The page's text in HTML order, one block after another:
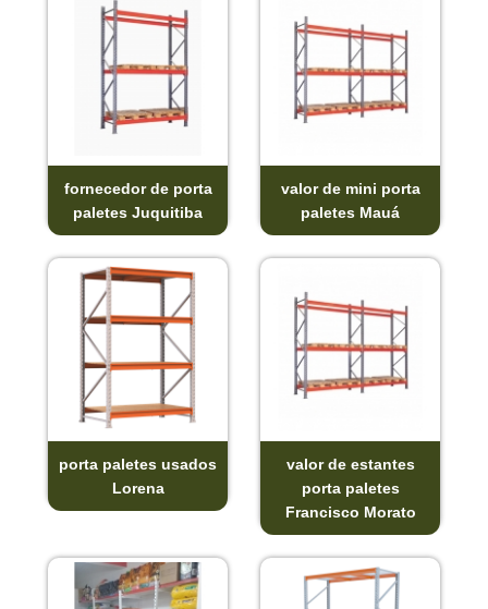
fornecedor de porta
paletes Juquitiba
valor de mini porta
paletes Mauá
porta paletes usados
Lorena
valor de estantes
porta paletes
Francisco Morato